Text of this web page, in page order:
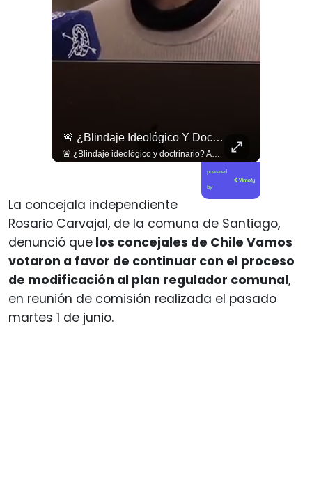
🚨 ¿Blindaje Ideológico Y Doctrinario?
🚨 ¿Blindaje ideológico y doctrinario? Andrés Giordano cuestiona la alineación de la derecha con Claudio Crespo. 🇨🇱🛡️ En esta edición de Gobierno de Emergencia, conversamos con el diputado y dirigente Andrés Giordano sobre la lectura política tras la resolución judicial del caso Gustavo Gatica. Giordano denuncia el constante respaldo e instrumentalización política que los sectores de derecha han hecho de la figura de Crespo, transformando un hecho de violencia institucional en un trofeo ideológico. Asimismo, advierte sobre la peligrosa inclinación doctrinaria y política dentro de las fuerzas de orden, cuestionando cómo el discurso de la mano dura desprotege a la ciudadanía y erosiona la neutralidad que debiese garantizar Carabineros en una democracia. 🎙️🏛️ 🎥 ¡Un debate urgente sobre el rol de las policías, los sesgos en la política chilena y la defensa de la democracia! Sigue la entrevista completa en nuestro canal de YouTube. 🔗 Ve al enlace en nuestra biografía, suscríbete para sumarte a la comunidad y déjanos tu postura en los comentarios: ¿crees que existe un sesgo político en el respaldo a las actuaciones policiales? 💬👇🏼
powered
by
La concejala independiente
Rosario Carvajal, de la comuna de Santiago,
denunció que los concejales de Chile Vamos
votaron a favor de continuar con el proceso
de modificación al plan regulador comunal,
en reunión de comisión realizada el pasado
martes 1 de junio.